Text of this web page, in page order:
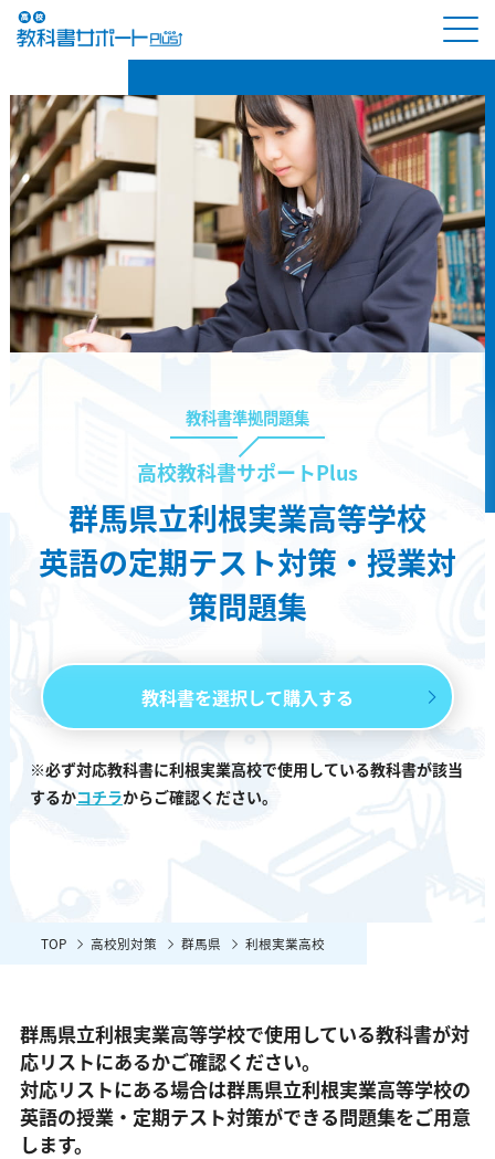
教科書準拠問題集
高校教科書サポートPlus
群馬県立利根実業高等学校
英語の定期テスト対策・授業対
策問題集
教科書を選択して購入する
※必ず対応教科書に利根実業高校で使用している教科書が該当
するかコチラからご確認ください。
TOP 高校別対策 群馬県 利根実業高校
群馬県立利根実業高等学校で使用している教科書が対
応リストにあるかご確認ください。
対応リストにある場合は群馬県立利根実業高等学校の
英語の授業・定期テスト対策ができる問題集をご用意
します。